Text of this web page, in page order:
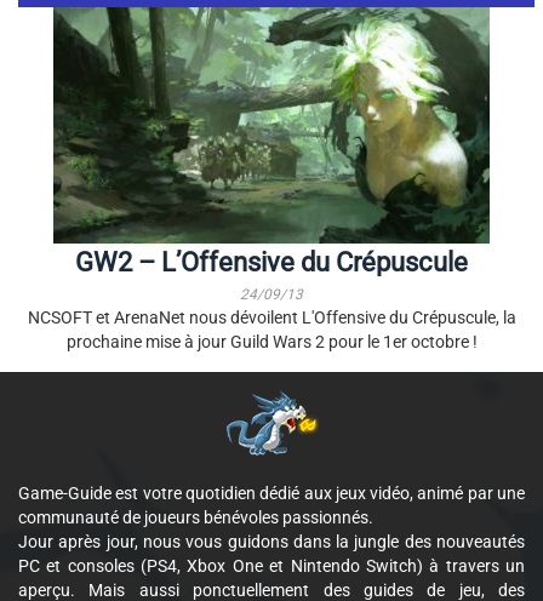
GW2 – L’Offensive du Crépuscule
24/09/13
NCSOFT et ArenaNet nous dévoilent L'Offensive du Crépuscule, la
prochaine mise à jour Guild Wars 2 pour le 1er octobre !
Game-Guide est votre quotidien dédié aux jeux vidéo, animé par une
communauté de joueurs bénévoles passionnés.
Jour après jour, nous vous guidons dans la jungle des nouveautés
PC et consoles (PS4, Xbox One et Nintendo Switch) à travers un
aperçu. Mais aussi ponctuellement des guides de jeu, des